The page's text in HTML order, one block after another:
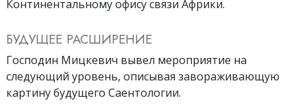
Континентальному офису связи Африки.
БУДУЩЕЕ РАСШИРЕНИЕ
Господин Мицкевич вывел мероприятие на
следующий уровень, описывая завораживающую
картину будущего Саентологии.